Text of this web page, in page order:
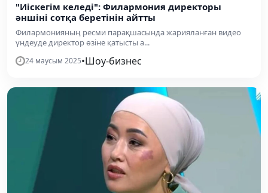
"Иіскегім келеді": Филармония директоры
әншіні сотқа беретінін айтты
Филармонияның ресми парақшасында жарияланған видео
үндеуде директор өзіне қатысты а...
24 маусым 2025•Шоу-бизнес